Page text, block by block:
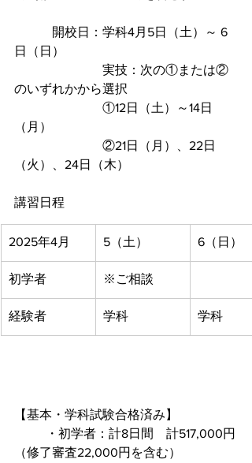
開校日：学科4月5日（土）～ 6
日（日）
実技：次の①または②
のいずれかから選択
①12日（土）～14日
（月）
②21日（月）、22日
（火）、24日（木）
講習日程
2025年4月 5（土） 6（日）
初学者 ※ご相談
経験者 学科 学科
【基本・学科試験合格済み】
（修了審査22,000円を含む）